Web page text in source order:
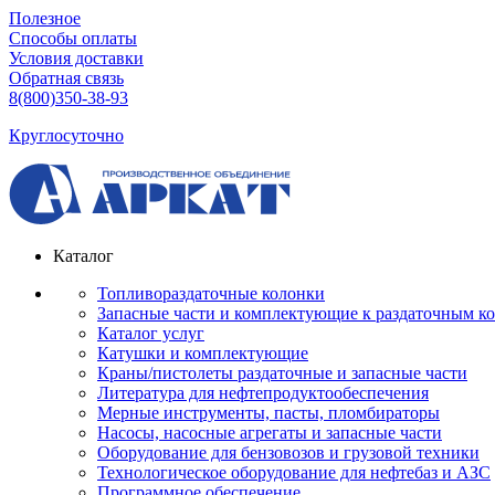
Полезное
Способы оплаты
Условия доставки
Обратная связь
8(800)350-38-93
Круглосуточно
Каталог
Топливораздаточные колонки
Запасные части и комплектующие к раздаточным
Каталог услуг
Катушки и комплектующие
Краны/пистолеты раздаточные и запасные части
Литература для нефтепродуктообеспечения
Мерные инструменты, пасты, пломбираторы
Насосы, насосные агрегаты и запасные части
Оборудование для бензовозов и грузовой техники
Технологическое оборудование для нефтебаз и АЗС